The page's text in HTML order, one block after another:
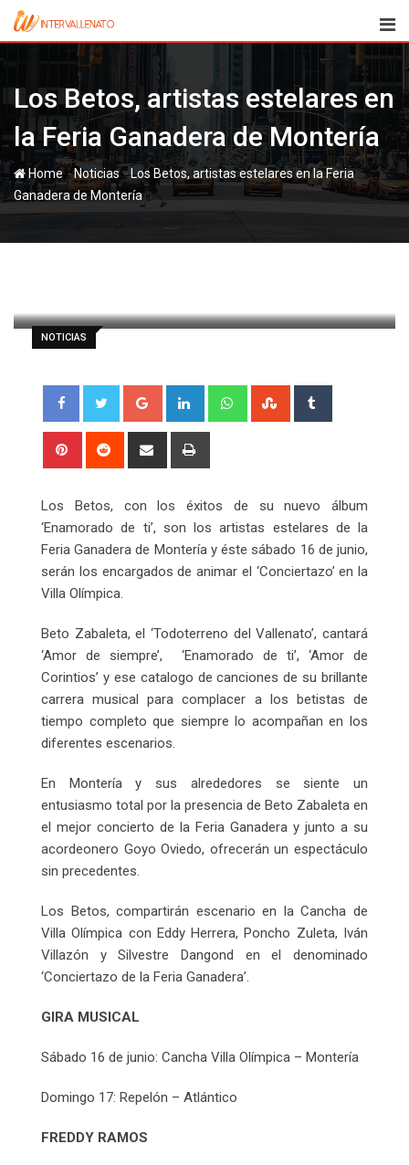
Skip
Los Betos, artistas estelares en
la Feria Ganadera de Montería
Home-Noticias-Los Betos, artistas estelares en la Feria
Ganadera de Montería
NOTICIAS
paul
13 junio, 2012
Google+ LinkedIn WhatsappStumbleUpon
Pinterest Reddit
Share
Los Betos, con los éxitos de su nuevo álbum
‘Enamorado de ti’, son los artistas estelares de la
Feria Ganadera de Montería y éste sábado 16 de junio,
serán los encargados de animar el ‘Conciertazo’ en la
Villa Olímpica.
Beto Zabaleta, el ‘Todoterreno del Vallenato’, cantará
‘Amor de siempre’, ‘Enamorado de ti’, ‘Amor de
Corintios’ y ese catalogo de canciones de su brillante
carrera musical para complacer a los betistas de
tiempo completo que siempre lo acompañan en los
diferentes escenarios.
En Montería y sus alrededores se siente un
entusiasmo total por la presencia de Beto Zabaleta en
el mejor concierto de la Feria Ganadera y junto a su
acordeonero Goyo Oviedo, ofrecerán un espectáculo
sin precedentes.
Los Betos, compartirán escenario en la Cancha de
Villa Olímpica con Eddy Herrera, Poncho Zuleta, Iván
Villazón y Silvestre Dangond en el denominado
‘Conciertazo de la Feria Ganadera’.
GIRA MUSICAL
Sábado 16 de junio: Cancha Villa Olímpica – Montería
Domingo 17: Repelón – Atlántico
FREDDY RAMOS